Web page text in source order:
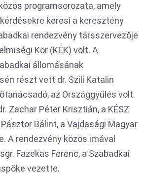
programsorozata, amely
keresi a keresztény
rendezvény társszervezője
Kör (KÉK) volt. A
állomásának
részt vett dr. Szili Katalin
az Országgyűlés volt
Zachar Péter Krisztián, a KÉSZ
Bálint, a Vajdasági Magyar
A rendezvény közös imával
Fazekas Ferenc, a Szabadkai
vezette.